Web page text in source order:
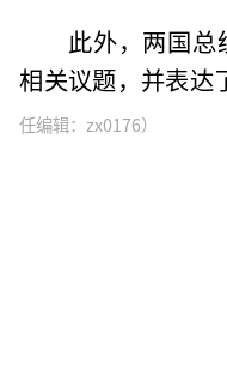
此外，两国
相关议题，并表达
任编辑：zx0176）